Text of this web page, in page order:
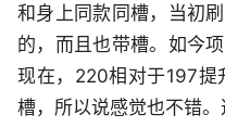
和身上同款同槽，当初
的，而且也带槽。如今
现在，220相对于197提
槽，所以说感觉也不错。